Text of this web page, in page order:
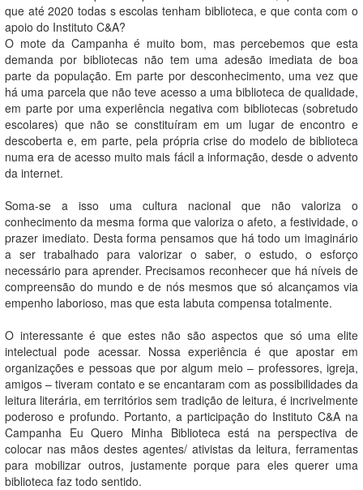
que até 2020 todas s escolas tenham biblioteca, e que conta com o
apoio do Instituto C&A?
O mote da Campanha é muito bom, mas percebemos que esta
demanda por bibliotecas não tem uma adesão imediata de boa
parte da população. Em parte por desconhecimento, uma vez que
há uma parcela que não teve acesso a uma biblioteca de qualidade,
em parte por uma experiência negativa com bibliotecas (sobretudo
escolares) que não se constituíram em um lugar de encontro e
descoberta e, em parte, pela própria crise do modelo de biblioteca
numa era de acesso muito mais fácil a informação, desde o advento
da internet.
Soma-se a isso uma cultura nacional que não valoriza o
conhecimento da mesma forma que valoriza o afeto, a festividade, o
prazer imediato. Desta forma pensamos que há todo um imaginário
a ser trabalhado para valorizar o saber, o estudo, o esforço
necessário para aprender. Precisamos reconhecer que há níveis de
compreensão do mundo e de nós mesmos que só alcançamos via
empenho laborioso, mas que esta labuta compensa totalmente.
O interessante é que estes não são aspectos que só uma elite
intelectual pode acessar. Nossa experiência é que apostar em
organizações e pessoas que por algum meio – professores, igreja,
amigos – tiveram contato e se encantaram com as possibilidades da
leitura literária, em territórios sem tradição de leitura, é incrivelmente
poderoso e profundo. Portanto, a participação do Instituto C&A na
Campanha Eu Quero Minha Biblioteca está na perspectiva de
colocar nas mãos destes agentes/ ativistas da leitura, ferramentas
para mobilizar outros, justamente porque para eles querer uma
biblioteca faz todo sentido.